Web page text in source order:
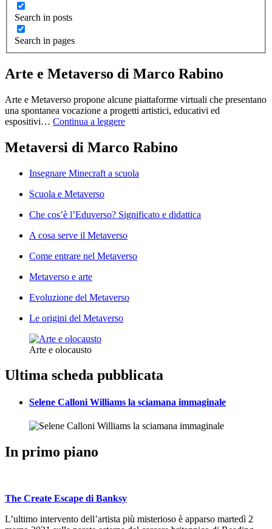
Search in posts
Search in pages
Arte e Metaverso di Marco Rabino
Arte e Metaverso propone alcune piattaforme virtuali che presentano
una spontanea vocazione a progetti artistici, educativi ed
espositivi… Continua a leggere
Metaversi di Marco Rabino
Insegnare Minecraft a scuola
Scuola e Metaverso
Che cos’è l’Eduverso? Significato e didattica
A cosa serve il Metaverso
Come entrare nel Metaverso
Metaverso e arte
Evoluzione del Metaverso
Le origini del Metaverso
Arte e olocausto
Ultima scheda pubblicata
Selene Calloni Williams la sciamana immaginale
In primo piano
The Create Escape di Banksy
L’ultimo intervento dell’artista più misterioso è apparso martedì 2